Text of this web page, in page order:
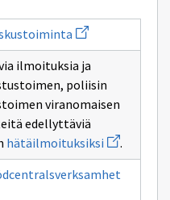
Avaa
uuden
ikkunan
sivulle
ilmoituksia ja
poliisin
viranomaisen
edellyttäviä
hätäilmoituksiksi Avaa
uuden
ikkunan
sivulle
.
uuden